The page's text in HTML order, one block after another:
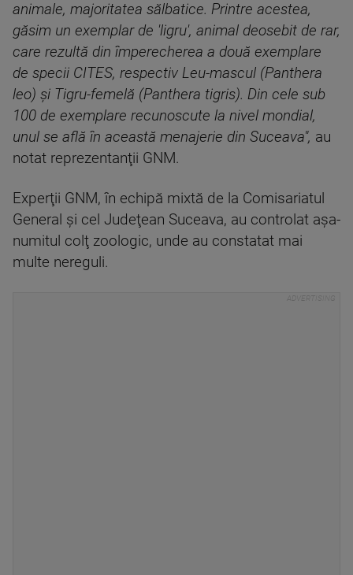
animale, majoritatea sălbatice. Printre acestea,
găsim un exemplar de 'ligru', animal deosebit de rar,
care rezultă din împerecherea a două exemplare
de specii CITES, respectiv Leu-mascul (Panthera
leo) şi Tigru-femelă (Panthera tigris). Din cele sub
100 de exemplare recunoscute la nivel mondial,
unul se află în această menajerie din Suceava", au
notat reprezentanţii GNM.
Experţii GNM, în echipă mixtă de la Comisariatul
General şi cel Judeţean Suceava, au controlat aşa-
numitul colţ zoologic, unde au constatat mai
multe nereguli.